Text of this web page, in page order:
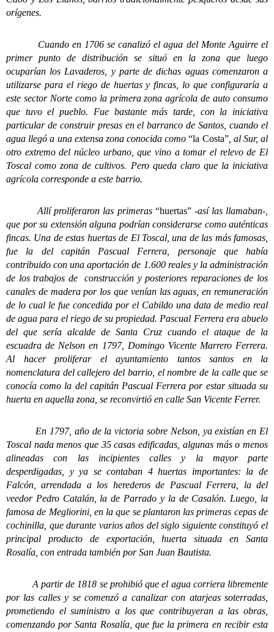
orígenes.
Cuando en 1706 se canalizó el agua del Monte Aguirre el
primer punto de distribución se situó en la zona que luego
ocuparían los Lavaderos, y parte de dichas aguas comenzaron a
utilizarse para el riego de huertas y fincas, lo que configuraría a
este sector Norte como la primera zona agrícola de auto consumo
que tuvo el pueblo. Fue bastante más tarde, con la iniciativa
particular de construir presas en el barranco de Santos, cuando el
agua llegó a una extensa zona conocida como“la Costa”, al Sur, al
otro extremo del núcleo urbano, que vino a tomar el relevo de El
Toscal como zona de cultivos. Pero queda claro que la iniciativa
agrícola corresponde a este barrio.
Allí proliferaron las primeras “huertas”-así las llamaban-,
que por su extensión alguna podrían considerarse como auténticas
fincas. Una de estas huertas de El Toscal, una de las más famosas,
fue la del capitán Pascual Ferrera, personaje que había
contribuido con una aportación de 1.600 reales y la administración
de los trabajos de construcción y posteriores reparaciones de los
canales de madera por los que venían las aguas, en remuneración
de lo cual le fue concedida por el Cabildo una data de medio real
de agua para el riego de su propiedad. Pascual Ferrera era abuelo
del que sería alcalde de Santa Cruz cuando el ataque de la
escuadra de Nelson en 1797, Domingo Vicente Marrero Ferrera.
Al hacer proliferar el ayuntamiento tantos santos en la
nomenclatura del callejero del barrio, el nombre de la calle que se
conocía como la del capitán Pascual Ferrera por estar situada su
huerta en aquella zona, se reconvirtió en calle San Vicente Ferrer.
En 1797, año de la victoria sobre Nelson, ya existían en El
Toscal nada menos que 35 casas edificadas, algunas más o menos
alineadas con las incipientes calles y la mayor parte
desperdigadas, y ya se contaban 4 huertas importantes: la de
Falcón, arrendada a los herederos de Pascual Ferrera, la del
veedor Pedro Catalán, la de Parrado y la de Casalón. Luego, la
famosa de Megliorini, en la que se plantaron las primeras cepas de
cochinilla, que durante varios años del siglo siguiente constituyó el
principal producto de exportación, huerta situada en Santa
Rosalía, con entrada también por San Juan Bautista.
A partir de 1818 se prohibió que el agua corriera libremente
por las calles y se comenzó a canalizar con atarjeas soterradas,
prometiendo el suministro a los que contribuyeran a las obras,
comenzando por Santa Rosalía, que fue la primera en recibir esta